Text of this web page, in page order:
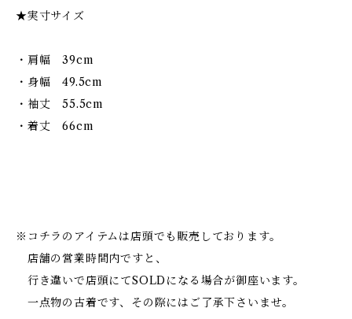
★実寸サイズ
・肩幅 39cm
・身幅 49.5cm
・袖丈 55.5cm
・着丈 66cm
※コチラのアイテムは店頭でも販売しております。
店舗の営業時間内ですと、
行き違いで店頭にてSOLDになる場合が御座います。
一点物の古着です、その際にはご了承下さいませ。